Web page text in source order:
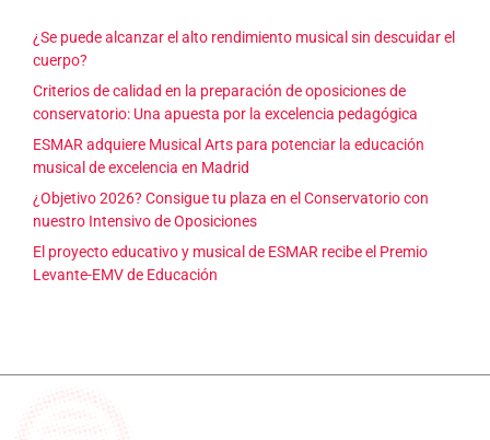
¿Se puede alcanzar el alto rendimiento musical sin descuidar el
cuerpo?
Criterios de calidad en la preparación de oposiciones de
conservatorio: Una apuesta por la excelencia pedagógica
ESMAR adquiere Musical Arts para potenciar la educación
musical de excelencia en Madrid
¿Objetivo 2026? Consigue tu plaza en el Conservatorio con
nuestro Intensivo de Oposiciones
El proyecto educativo y musical de ESMAR recibe el Premio
Levante-EMV de Educación